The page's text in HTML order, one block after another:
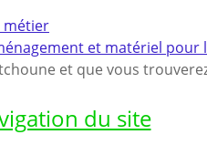
métier
et matériel pour
et que vous
du site